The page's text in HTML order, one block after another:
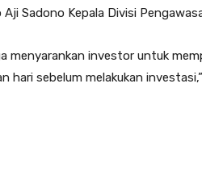
Aji Sadono Kepala Divisi
menyarankan investor untuk
hari sebelum melakukan